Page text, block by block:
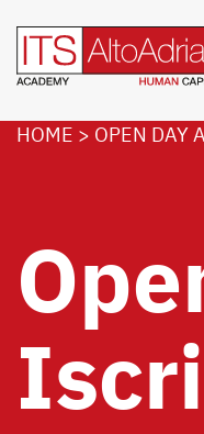
HOME > OPEN DAY